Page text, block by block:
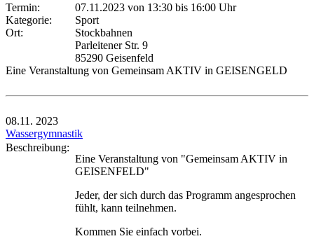
Termin:
07.11.2023 von 13:30 bis 16:00 Uhr
Kategorie:
Sport
Ort:
Stockbahnen
Parleitener Str. 9
85290 Geisenfeld
Eine Veranstaltung von Gemeinsam AKTIV in GEISENGELD
08.11. 2023
Wassergymnastik
Beschreibung:
Eine Veranstaltung von "Gemeinsam AKTIV in
GEISENFELD"
Jeder, der sich durch das Programm angesprochen
fühlt, kann teilnehmen.
Kommen Sie einfach vorbei.